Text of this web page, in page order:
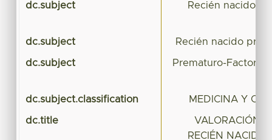
dc.subject Recién nacido
dc.subject Recién nacido
dc.subject Prematuro-
dc.subject.classification MEDICINA Y
dc.title
VALORACIÓN
RECIÉN